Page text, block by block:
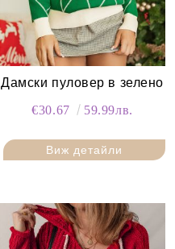
Дамски пуловер в зелено
€30.67 59.99лв.
Виж детайли